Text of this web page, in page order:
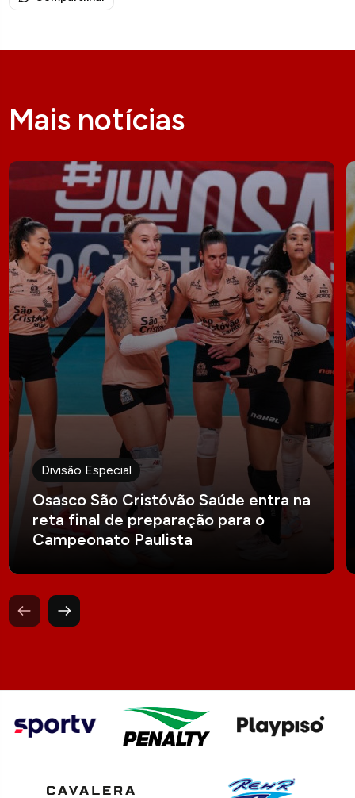
Mais notícias
Divisão Especial
Osasco São Cristóvão Saúde entra na
reta final de preparação para o
Campeonato Paulista